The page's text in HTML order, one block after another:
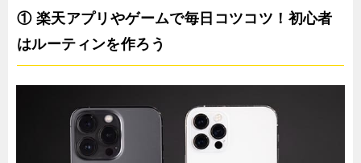
① 楽天アプリやゲームで毎日コツコツ！初心者
はルーティンを作ろう